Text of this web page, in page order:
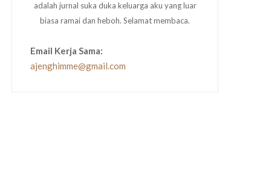
adalah jurnal suka duka keluarga aku yang luar
biasa ramai dan heboh. Selamat membaca.
Email Kerja Sama:
ajenghimme@gmail.com